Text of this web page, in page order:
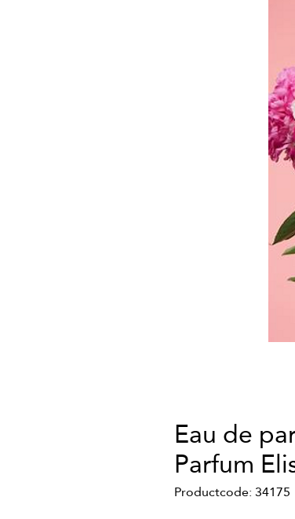
Eau de
Parfum
Productcode: 34175